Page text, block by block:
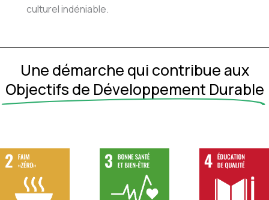
culturel indéniable.
Une démarche qui contribue aux
Objectifs de Développement Durable